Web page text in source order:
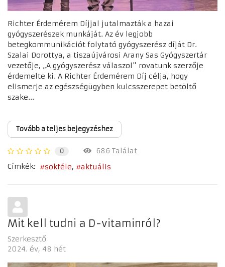
Richter Érdemérem Díjjal jutalmazták a hazai
gyógyszerészek munkáját. Az év legjobb
betegkommunikációt folytató gyógyszerész díját Dr.
Szalai Dorottya, a tiszaújvárosi Arany Sas Gyógyszertár
vezetője, „A gyógyszerész válaszol" rovatunk szerzője
érdemelte ki. A Richter Érdemérem Díj célja, hogy
elismerje az egészségügyben kulcsszerepet betöltő
szake...
Tovább a teljes bejegyzéshez
0
686 Találat
Címkék:
sokféle aktuális
Mit kell tudni a D-vitaminról?
Szerkesztő
2024. év 48 hét